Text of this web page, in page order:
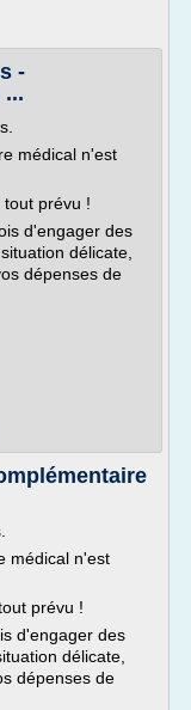
-
médical n'est
tout prévu !
d'engager des
délicate,
dépenses de
médical n'est
prévu !
d'engager des
délicate,
dépenses de